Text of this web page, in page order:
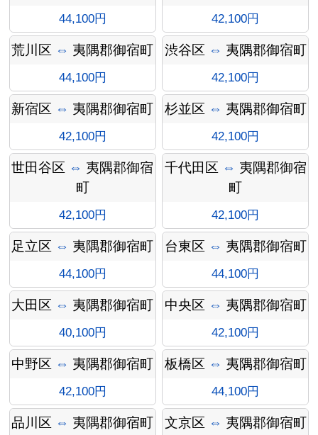
オプシ
ョン料
金
44,100円 42,100円
荒川区 ⇔ 夷隅郡御宿町
44,100円
渋谷区 ⇔ 夷隅郡御宿町
42,100円
新宿区 ⇔ 夷隅郡御宿町
42,100円
杉並区 ⇔ 夷隅郡御宿町
42,100円
世田谷区 ⇔ 夷隅郡御宿
町
42,100円
千代田区 ⇔ 夷隅郡御宿
町
42,100円
足立区 ⇔ 夷隅郡御宿町
44,100円
台東区 ⇔ 夷隅郡御宿町
44,100円
大田区 ⇔ 夷隅郡御宿町
40,100円
中央区 ⇔ 夷隅郡御宿町
42,100円
中野区 ⇔ 夷隅郡御宿町
42,100円
板橋区 ⇔ 夷隅郡御宿町
44,100円
品川区 ⇔ 夷隅郡御宿町 文京区 ⇔ 夷隅郡御宿町